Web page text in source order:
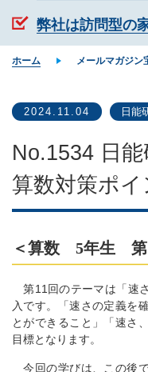
弊社は訪問型の
ホーム メールマガジン
2024.11.04 日能
No.1534 日
算数対策ポイ
＜算数 5年生 第
第11回のテーマは「速
入です。「速さの定義を
とができること」「速さ
目標となります。
今回の学びは、この後